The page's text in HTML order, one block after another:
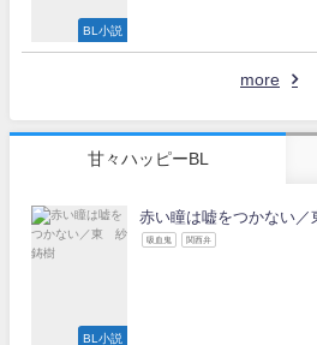
BL小説
more
甘々ハッピーBL
BL小説
赤い瞳は嘘をつかない
吸血鬼 関西弁